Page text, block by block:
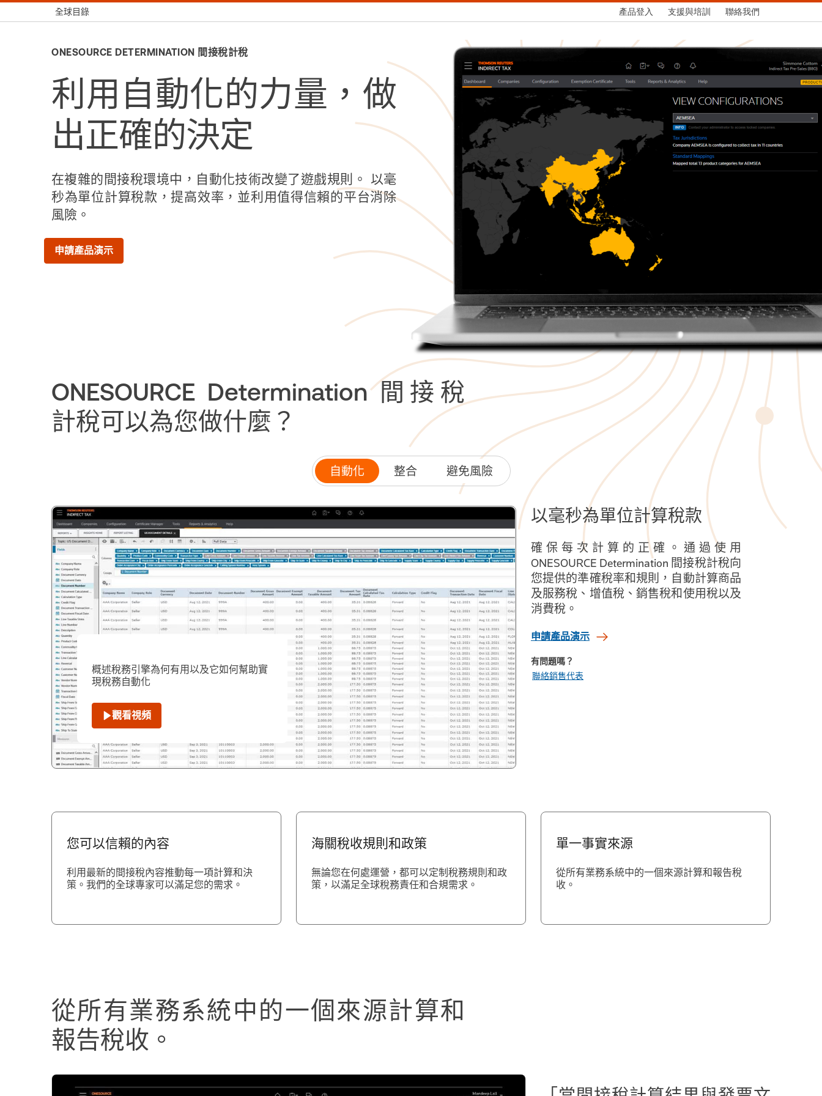
全球目錄 產品登入 支援與培訓 聯絡我們
ONESOURCE DETERMINATION 間接稅計稅
利用自動化的力量，做
出正確的決定
在複雜的間接稅環境中，自動化技術改變了遊戲規則。 以毫
秒為單位計算稅款，提高效率，並利用值得信賴的平台消除
風險。
申請產品演示
ONESOURCE Determination 間接稅
計稅可以為您做什麼？
自動化 整合 避免風險
概述稅務引擎為何有用以及它如何幫助實
現稅務自動化
觀看視頻
以毫秒為單位計算稅款
確保每次計算的正確。通過使用
ONESOURCE Determination 間接稅計稅向
您提供的準確稅率和規則，自動計算商品
及服務稅、增值稅、銷售稅和使用稅以及
消費稅。
申請產品演示
有問題嗎？
聯絡銷售代表
您可以信賴的內容
利用最新的間接稅內容推動每一項計算和決
策。我們的全球專家可以滿足您的需求。
海關稅收規則和政策
無論您在何處運營，都可以定制稅務規則和政
策，以滿足全球稅務責任和合規需求。
單一事實來源
從所有業務系統中的一個來源計算和報告稅
收。
從所有業務系統中的一個來源計算和
報告稅收。